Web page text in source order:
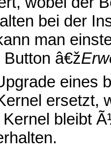
bei der
man
â€ž
eines
ersetzt,
bleibt